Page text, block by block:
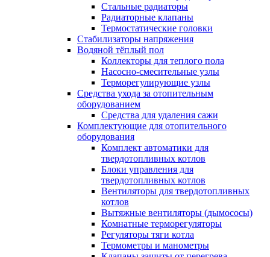
Стальные радиаторы
Радиаторные клапаны
Термостатические головки
Стабилизаторы напряжения
Водяной тёплый пол
Коллекторы для теплого пола
Насосно-смесительные узлы
Терморегулирующие узлы
Средства ухода за отопительным
оборудованием
Средства для удаления сажи
Комплектующие для отопительного
оборудования
Комплект автоматики для
твердотопливных котлов
Блоки управления для
твердотопливных котлов
Вентиляторы для твердотопливных
котлов
Вытяжные вентиляторы (дымососы)
Комнатные терморегуляторы
Регуляторы тяги котла
Термометры и манометры